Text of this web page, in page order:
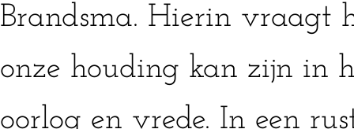
Brandsma. Hierin vraagt
onze houding kan zijn in
oorlog en vrede. In een